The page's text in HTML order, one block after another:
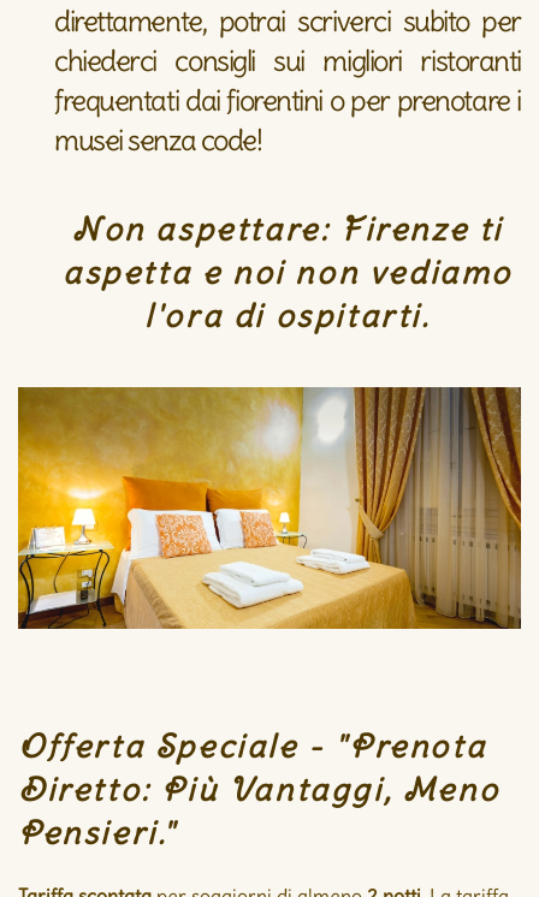
direttamente, potrai scriverci subito per
chiederci consigli sui migliori ristoranti
frequentati dai fiorentini o per prenotare i
musei senza code!
Non aspettare: Firenze ti
aspetta e noi non vediamo
l'ora di ospitarti.
Offerta Speciale - "Prenota
Diretto: Più Vantaggi, Meno
Pensieri."